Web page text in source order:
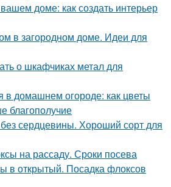
доме: как создать интерьер
в загородном доме. Идеи для
о шкафчиках метал для
в домашнем огороде: как цветы
благополучие
сердцевины. Хороший сорт для
на рассаду. Сроки посева
в открытый. Посадка флоксов